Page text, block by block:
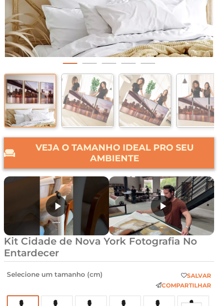
VEJA O TAMANHO IDEAL PRO SEU
AMBIENTE
Kit Cidade de Nova York Fotografia No
Entardecer
Selecione um tamanho (cm)
SALVAR
COMPARTILHAR